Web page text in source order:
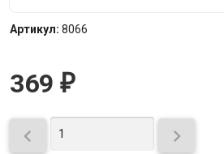
Артикул: 8066
369 ₽
 